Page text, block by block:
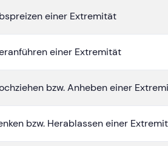
einer Extremität
einer Extremität
bzw. Anheben einer
bzw. Herablassen einer